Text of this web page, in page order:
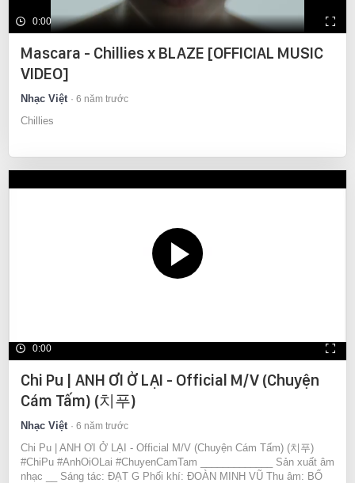
0:00
Mascara - Chillies x BLAZE [OFFICIAL MUSIC
VIDEO]
Nhạc Việt 6 năm trước
Chillies
0:00
Chi Pu | ANH ƠI Ở LẠI - Official M/V (Chuyện
Cám Tấm) (치푸)
Nhạc Việt 6 năm trước
Chi Pu | ANH ƠI Ở LẠI - Official M/V (Chuyện Cám Tấm) (치푸)
#ChiPu #AnhOiOLai #ChuyenCamTam _____________ Sản xuất âm
nhạc __ Sáng tác: ĐẠT G Phối khí: ĐOÀN MINH VŨ Thu âm: BỐ